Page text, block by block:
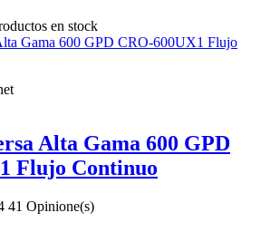
en stock
Alta Gama 600 GPD
Flujo Continuo
41 Opinione(s)